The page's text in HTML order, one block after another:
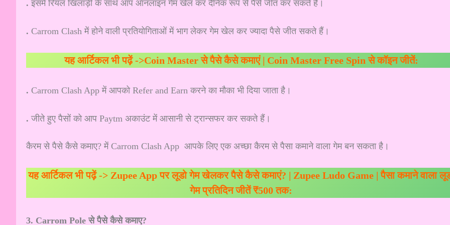
.इसमें रियल खिलाड़ी के साथ आप ऑनलाइन गेम खेल कर दैनिक रूप से पैसे जीत कर सकते हैं।
. Carrom Clash में होने वाली प्रतियोगिताओं में भाग लेकर गेम खेल कर ज्यादा पैसे जीत सकते हैं।
यह आर्टिकल भी पढ़ें ->Coin Master से पैसे कैसे कमाएं | Coin Master Free Spin से कॉइन जीतें:
. Carrom Clash App में आपको Refer and Earn करने का मौका भी दिया जाता है।
.जीते हुए पैसों को आप Paytm अकाउंट में आसानी से ट्रान्सफर कर सकते हैं।
कैरम से पैसे कैसे कमाए? में Carrom Clash App आपके लिए एक अच्छा कैरम से पैसा कमाने वाला गेम बन सकता है।
यह आर्टिकल भी पढ़ें -> Zupee App पर लूडो गेम खेलकर पैसे कैसे कमाएं? | Zupee Ludo Game | पैसा कमाने वाला
गेम प्रतिदिन जीतें ₹500 तक:
3. Carrom Pole से पैसे कैसे कमाए?